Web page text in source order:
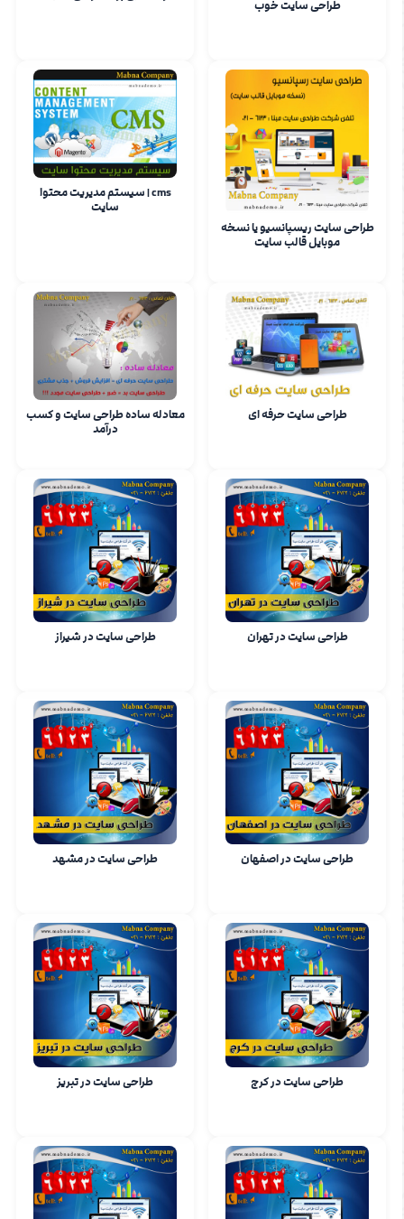
طراحی سایت خوب
طراحی سایت ریسپانسیو یا نسخه
موبایل قالب سایت
cms | سیستم مدیریت محتوا
سایت
طراحی سایت حرفه ای
معادله ساده طراحی سایت و کسب
درآمد
طراحی سایت در تهران طراحی سایت در شیراز
طراحی سایت در اصفهان طراحی سایت در مشهد
طراحی سایت در کرج طراحی سایت در تبریز